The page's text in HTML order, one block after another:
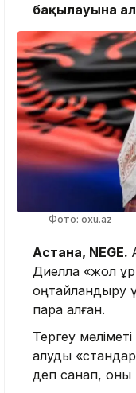
бақылауына
Фото: oxu.az
Астана, NEGE.
Диелла «жол
оңтайландыру
пара алған.
Тергеу
алуды
деп санап, оны